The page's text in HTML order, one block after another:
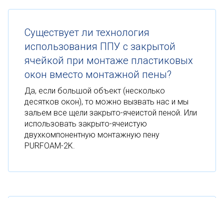
Существует ли технология
использования ППУ с закрытой
ячейкой при монтаже пластиковых
окон вместо монтажной пены?
Да, если большой объект (несколько
десятков окон), то можно вызвать нас и мы
зальем все щели закрыто-ячеистой пеной. Или
использовать закрыто-ячеистую
двухкомпонентную монтажную пену
PURFOAM-2K.